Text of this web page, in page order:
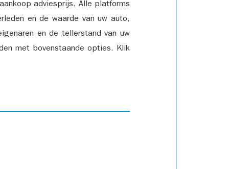
adviesprijs. Alle platforms
en de waarde van uw auto,
en de tellerstand van uw
met bovenstaande opties. Klik